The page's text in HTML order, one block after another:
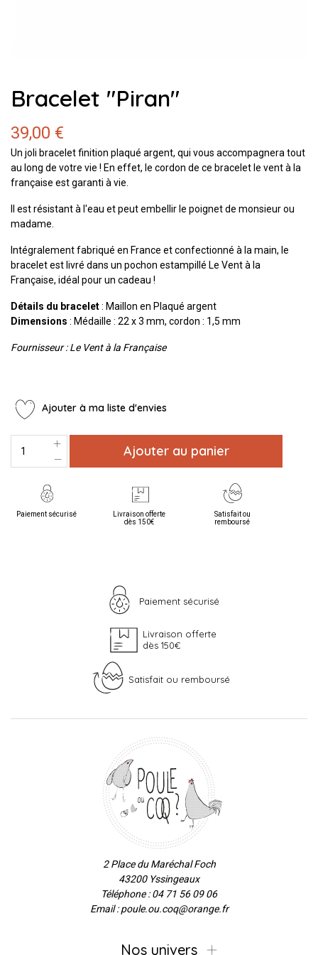
Bracelet "Piran"
39,00 €
Un joli bracelet finition plaqué argent, qui vous accompagnera tout
au long de votre vie ! En effet, le cordon de ce bracelet le vent à la
française est garanti à vie.
Il est résistant à l'eau et peut embellir le poignet de monsieur ou
madame.
Intégralement fabriqué en France et confectionné à la main, le
bracelet est livré dans un pochon estampillé Le Vent à la
Française, idéal pour un cadeau !
Détails du bracelet: Maillon en Plaqué argent
Dimensions : Médaille : 22 x 3 mm, cordon : 1,5 mm
Fournisseur : Le Vent à la Française
Ajouter à ma liste d'envies
Ajouter au panier
Paiement sécurisé
Livraison offerte
dès 150€
Satisfait ou
remboursé
Paiement sécurisé
Livraison offerte
dès 150€
Satisfait ou remboursé
2 Place du Maréchal Foch
43200 Yssingeaux
Téléphone : 04 71 56 09 06
Email : poule.ou.coq@orange.fr
Nos univers